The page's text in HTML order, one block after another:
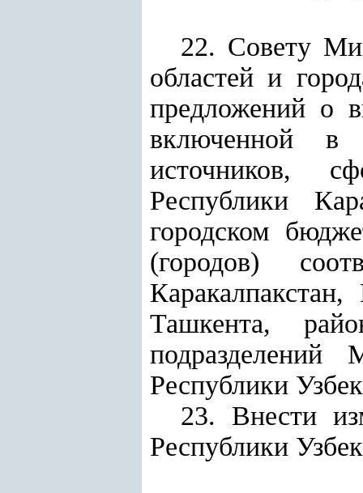
22. Совету
областей и
предложений о
включенной в
источников,
Республики
городском
(городов)
Ташкента,
подразделений
Республики
23. Внести
Республики